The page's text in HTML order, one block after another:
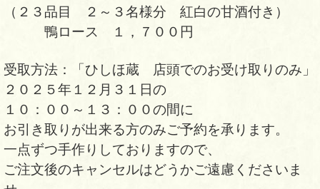
（２３品目 ２～３名様分 紅白の甘酒付き）
鴨ロース １，７００円
受取方法：「ひしほ蔵 店頭でのお受け取りのみ」
２０２５年１２月３１日の
１０：００～１３：００の間に
お引き取りが出来る方のみご予約を承ります。
一点ずつ手作りしておりますので、
ご注文後のキャンセルはどうかご遠慮くださいま